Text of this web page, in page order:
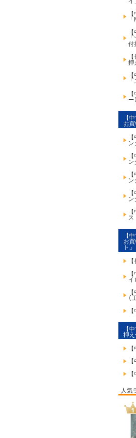
付
押
ー
【
お
ン
ン
ン
ン
ス
【
お
ト
(
【
押
人気